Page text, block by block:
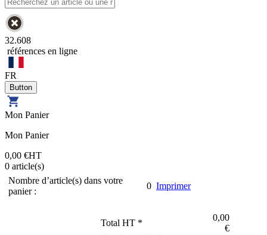
32.608
références en ligne
FR
Mon Panier
Mon Panier
0,00 €HT
0 article(s)
Nombre d’article(s) dans votre
panier :
0 Imprimer
Total HT *
0,00
€